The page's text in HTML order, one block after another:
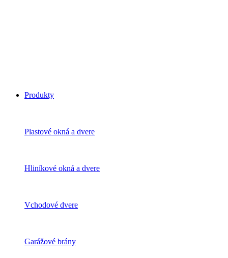
Produkty
Plastové okná a dvere
Hliníkové okná a dvere
Vchodové dvere
Garážové brány